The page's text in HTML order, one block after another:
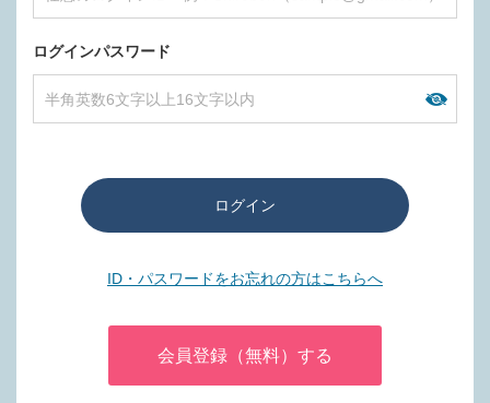
ログインパスワード
ログイン
ID・パスワードをお忘れの方はこちらへ
会員登録（無料）する